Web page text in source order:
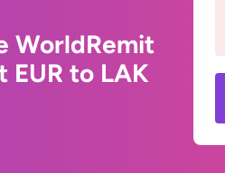
WorldRemit
to LAK